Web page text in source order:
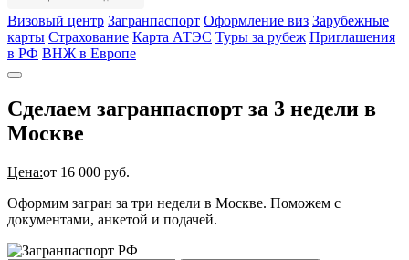
Визовый центр Загранпаспорт Оформление виз Зарубежные
карты Страхование Карта АТЭС Туры за рубеж Приглашения
в РФ ВНЖ в Европе
Сделаем загранпаспорт за 3 недели в
Москве
Цена:от 16 000 руб.
Оформим загран за три недели в Москве. Поможем с
документами, анкетой и подачей.